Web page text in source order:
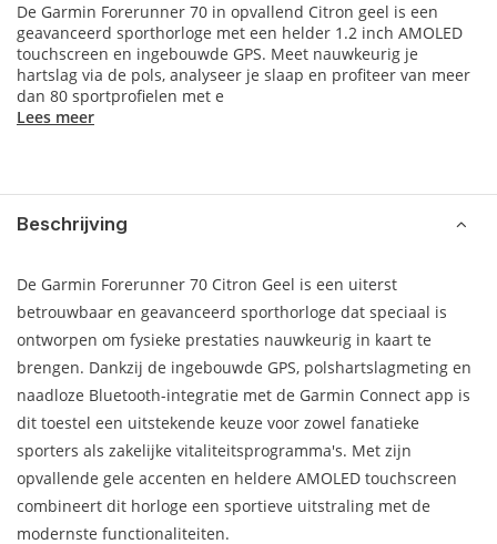
De Garmin Forerunner 70 in opvallend Citron geel is een
geavanceerd sporthorloge met een helder 1.2 inch AMOLED
touchscreen en ingebouwde GPS. Meet nauwkeurig je
hartslag via de pols, analyseer je slaap en profiteer van meer
dan 80 sportprofielen met e
Lees meer
Beschrijving
De Garmin Forerunner 70 Citron Geel is een uiterst
betrouwbaar en geavanceerd sporthorloge dat speciaal is
ontworpen om fysieke prestaties nauwkeurig in kaart te
brengen. Dankzij de ingebouwde GPS, polshartslagmeting en
naadloze Bluetooth-integratie met de Garmin Connect app is
dit toestel een uitstekende keuze voor zowel fanatieke
sporters als zakelijke vitaliteitsprogramma's. Met zijn
opvallende gele accenten en heldere AMOLED touchscreen
combineert dit horloge een sportieve uitstraling met de
modernste functionaliteiten.